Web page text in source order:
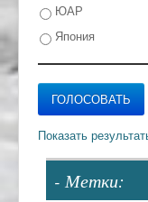
ЮАР
Япония
- Метки: